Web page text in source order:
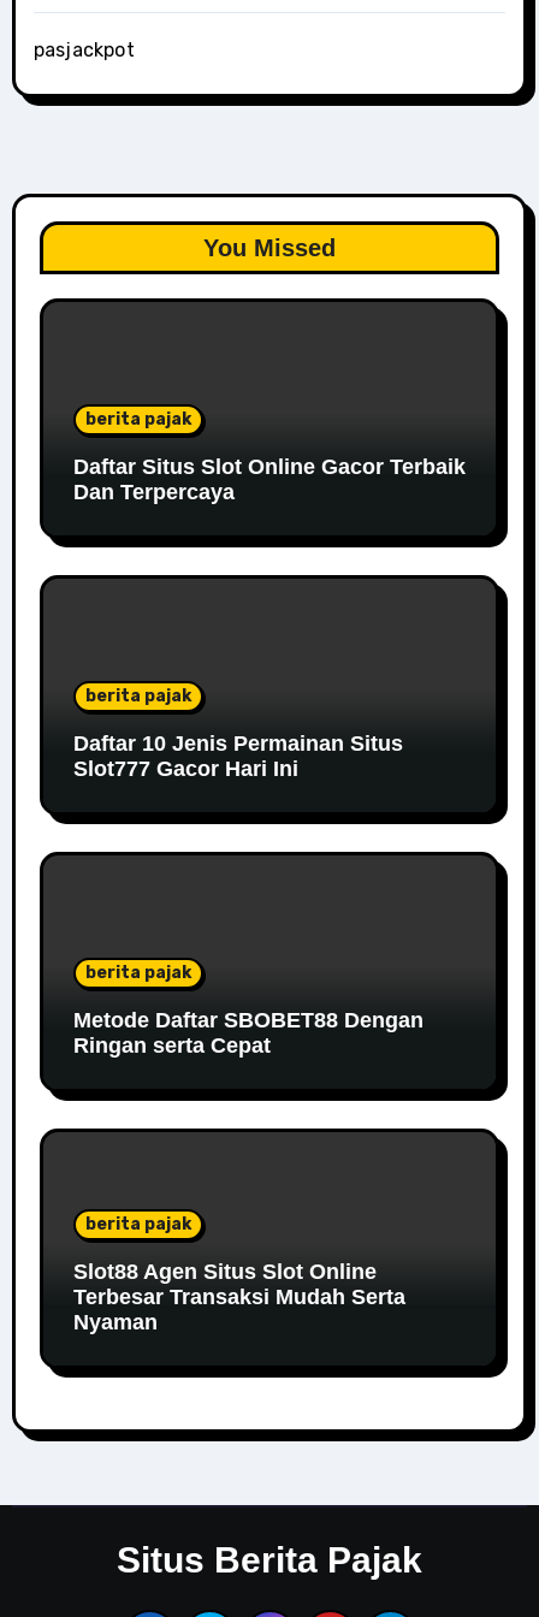
pasjackpot
You Missed
berita pajak
Daftar Situs Slot Online Gacor Terbaik
Dan Terpercaya
berita pajak
Daftar 10 Jenis Permainan Situs
Slot777 Gacor Hari Ini
berita pajak
Metode Daftar SBOBET88 Dengan
Ringan serta Cepat
berita pajak
Slot88 Agen Situs Slot Online
Terbesar Transaksi Mudah Serta
Nyaman
Situs Berita Pajak